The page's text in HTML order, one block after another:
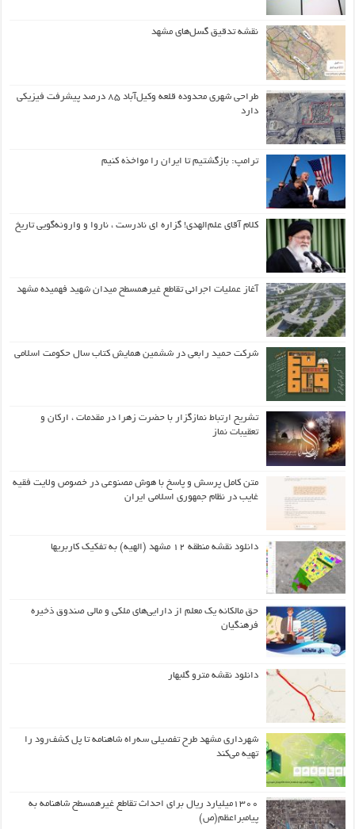
نقشه تدقیق گسل‌های مشهد
طراحی شهری محدوده قلعه وکیل‌آباد ۸۵ درصد پیشرفت فیزیکی
دارد
ترامپ: بازگشتیم تا ایران را مواخذه کنیم
کلام آقای علم‌الهدی! گزاره ای نادرست ، ناروا و وارونه‌گویی تاریخ
آغاز عملیات اجرائی تقاطع غیرهمسطح میدان شهید فهمیده مشهد
شرکت حمید رابعی در ششمین همایش کتاب سال حکومت اسلامی
تشریح ارتباط نمازگزار با حضرت زهرا در مقدمات ، ارکان و
تعقیبات نماز
متن کامل پرسش و پاسخ با هوش مصنوعی در خصوص ولایت فقیه
غایب در نظام جمهوری اسلامی ایران
دانلود نقشه منطقه ۱۲ مشهد (الهیه) به تفکیک کاربریها
حق مالکانه یک معلم از دارایی‌های ملکی و مالی صندوق ذخیره
فرهنگیان
دانلود نقشه مترو گلبهار
شهرداری مشهد طرح تفصیلی سه‌راه شاهنامه تا پل کشف‌رود را
تهیه می‌کند
۱۳۰۰میلیارد ریال برای احداث تقاطع غیرهمسطح شاهنامه به
پیامبراعظم(ص)